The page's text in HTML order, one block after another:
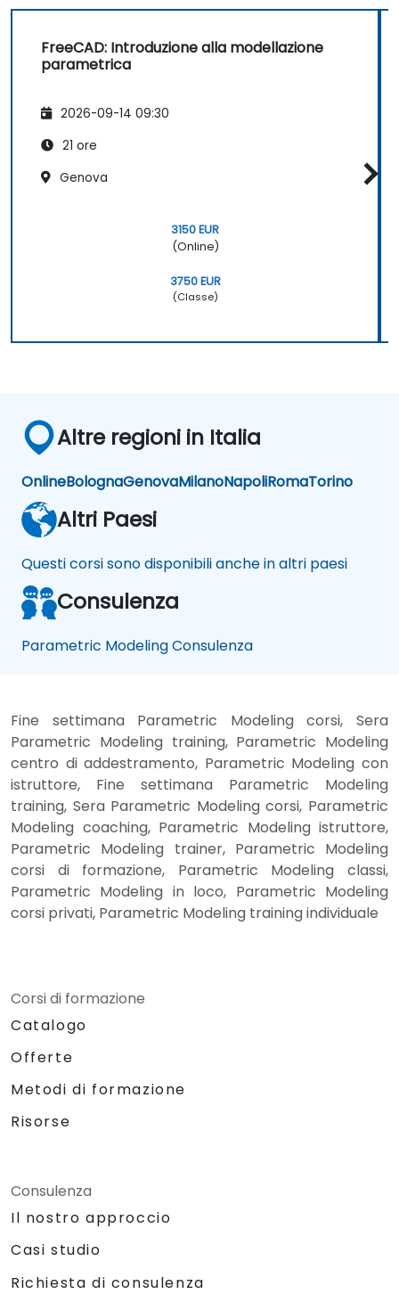
FreeCAD: Introduzione alla modellazione
parametrica
2026-09-14 09:30
21 ore
Genova
3150 EUR
(Online)
3750 EUR
(Classe)
Altre regioni in Italia
OnlineBolognaGenovaMilanoNapoliRomaTorino
Altri Paesi
Questi corsi sono disponibili anche in altri paesi
Consulenza
Parametric Modeling Consulenza
Fine settimana Parametric Modeling corsi, Sera
Parametric Modeling training, Parametric Modeling
centro di addestramento, Parametric Modeling con
istruttore, Fine settimana Parametric Modeling
training, Sera Parametric Modeling corsi, Parametric
Modeling coaching, Parametric Modeling istruttore,
Parametric Modeling trainer, Parametric Modeling
corsi di formazione, Parametric Modeling classi,
Parametric Modeling in loco, Parametric Modeling
corsi privati, Parametric Modeling training individuale
Corsi di formazione
Catalogo
Offerte
Metodi di formazione
Risorse
Consulenza
Il nostro approccio
Casi studio
Richiesta di consulenza